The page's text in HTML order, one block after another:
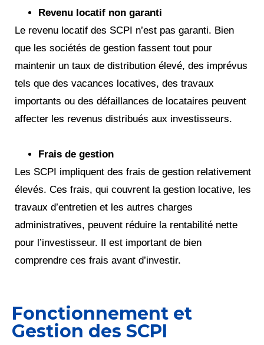
Revenu locatif non garanti
Le revenu locatif des SCPI n’est pas garanti. Bien
que les sociétés de gestion fassent tout pour
maintenir un taux de distribution élevé, des imprévus
tels que des vacances locatives, des travaux
importants ou des défaillances de locataires peuvent
affecter les revenus distribués aux investisseurs.
Frais de gestion
Les SCPI impliquent des frais de gestion relativement
élevés. Ces frais, qui couvrent la gestion locative, les
travaux d’entretien et les autres charges
administratives, peuvent réduire la rentabilité nette
pour l’investisseur. Il est important de bien
comprendre ces frais avant d’investir.
Fonctionnement et
Gestion des SCPI